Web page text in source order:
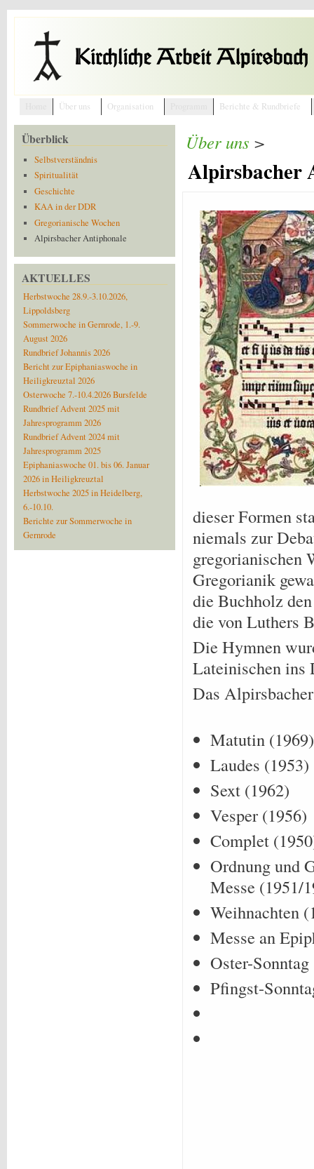
Direkt zum Inhalt
Über uns Organisation Berichte & Rundbriefe
Überblick
Selbstverständnis
Spiritualität
Geschichte
KAA in der DDR
Gregorianische Wochen
Alpirsbacher Antiphonale
AKTUELLES
Herbstwoche 28.9.-3.10.2026,
Lippoldsberg
Sommerwoche in Gernrode, 1.-9.
August 2026
Rundbrief Johannis 2026
Bericht zur Epiphaniaswoche in
Heiligkreuztal 2026
Osterwoche 7.-10.4.2026 Bursfelde
Rundbrief Advent 2025 mit
Jahresprogramm 2026
Rundbrief Advent 2024 mit
Jahresprogramm 2025
Epiphaniaswoche 01. bis 06. Januar
2026 in Heiligkreuztal
Herbstwoche 2025 in Heidelberg,
6.-10.10.
Berichte zur Sommerwoche in
Gernrode
Über uns >
Alpirsbacher
dieser Formen
niemals zur
gregorianischen
Gregorianik
die Buchholz
die von Luthers
Die Hymnen
Lateinischen ins
Das
Matutin (1969)
Laudes (1953)
Sext (1962)
Vesper (1956)
Complet
Ordnung und
Messe (1951/
Weihnachten
Messe an
Oster-
Pfingst-